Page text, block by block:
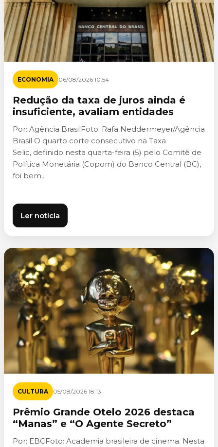
ECONOMIA 06/08/2026 10:54
Redução da taxa de juros ainda é
insuficiente, avaliam entidades
Por: Agência BrasilFoto: Rafa Neddermeyer/Agência
Brasil O quarto corte consecutivo na Taxa
Selic, definido nesta quarta-feira (5) pelo Comitê de
Política Monetária (Copom) do Banco Central (BC),
foi bem...
Ler notícia
CULTURA 05/08/2026 18:13
Prêmio Grande Otelo 2026 destaca
“Manas” e “O Agente Secreto”
Por: EBCFoto: Academia brasileira de cinema. Nesta